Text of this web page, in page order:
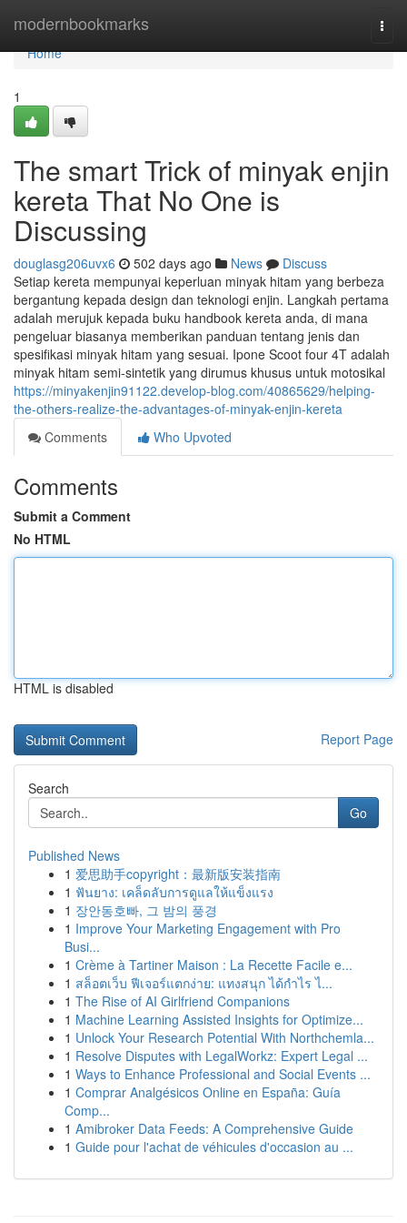
modernbookmarks
Home
Home
1
The smart Trick of minyak enjin
kereta That No One is
Discussing
douglasg206uvx6 502 days ago News
Discuss
Setiap kereta mempunyai keperluan minyak hitam yang berbeza
bergantung kepada design dan teknologi enjin. Langkah pertama
adalah merujuk kepada buku handbook kereta anda, di mana
pengeluar biasanya memberikan panduan tentang jenis dan
spesifikasi minyak hitam yang sesuai. Ipone Scoot four 4T adalah
minyak hitam semi-sintetik yang dirumus khusus untuk motosikal
https://minyakenjin91122.develop-blog.com/40865629/helping-
the-others-realize-the-advantages-of-minyak-enjin-kereta
Comments
Who Upvoted
Comments
Submit a Comment
No HTML
HTML is disabled
Report Page
Search
Go
Published News
1 爱思助手copyright：最新版安装指南
1 ฟันยาง: เคล็ดลับการดูแลให้แข็งแรง
1 장안동호빠, 그 밤의 풍경
1 Improve Your Marketing Engagement with Pro
Busi...
1 Crème à Tartiner Maison : La Recette Facile e...
1 สล็อตเว็บ ฟีเจอร์แตกง่าย: แทงสนุก ได้กำไร ไ...
1 The Rise of AI Girlfriend Companions
1 Machine Learning Assisted Insights for Optimize...
1 Unlock Your Research Potential With Northchemla...
1 Resolve Disputes with LegalWorkz: Expert Legal ...
1 Ways to Enhance Professional and Social Events ...
1 Comprar Analgésicos Online en España: Guía
Comp...
1 Amibroker Data Feeds: A Comprehensive Guide
1 Guide pour l'achat de véhicules d'occasion au ...